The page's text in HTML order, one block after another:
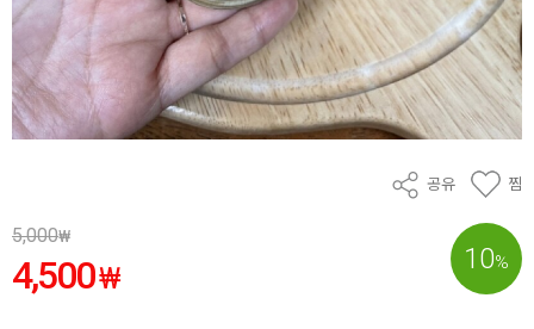
공유 찜
10%
5,000₩
4,500₩